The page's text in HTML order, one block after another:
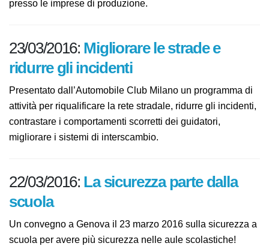
pubblici e presso le imprese di produzione.
23/03/2016: Migliorare le strade e
ridurre gli incidenti
Presentato dall’Automobile Club Milano un programma
di attività per riqualificare la rete stradale, ridurre gli
incidenti, contrastare i comportamenti scorretti dei
guidatori, migliorare i sistemi di interscambio.
22/03/2016: La sicurezza parte dalla
scuola
Un convegno a Genova il 23 marzo 2016 sulla sicurezza
a scuola per avere più sicurezza nelle aule scolastiche!